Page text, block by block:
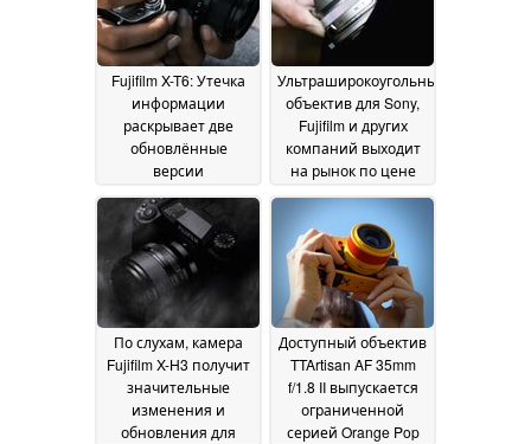
Fujifilm X-T6: Утечка
информации
раскрывает две
обновлённые
версии
камеры нового
поколения от Fuji
June 2026
Ультраширокоугольный
объектив для Sony,
Fujifilm и других
компаний выходит
на рынок по цене
18 May 2026
По слухам, камера
Fujifilm X-H3 получит
значительные
изменения и
обновления для
Доступный объектив
TTArtisan AF 35mm
f/1.8 II выпускается
ограниченной
серией Orange Pop